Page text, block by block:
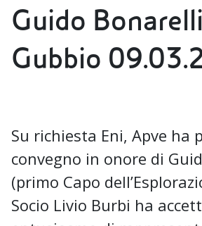
Guido
Gubbio
Su richiesta Eni, Apve ha
convegno in onore di
(primo Capo
Socio Livio Burbi ha